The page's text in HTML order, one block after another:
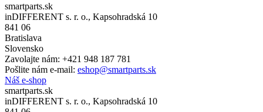
smartparts.sk
inDIFFERENT s. r. o., Kapsohradská 10
841 06
Bratislava
Slovensko
Zavolajte nám: +421 948 187 781
Pošlite nám e-mail: eshop@smartparts.sk
Náš e-shop
smartparts.sk
inDIFFERENT s. r. o., Kapsohradská 10